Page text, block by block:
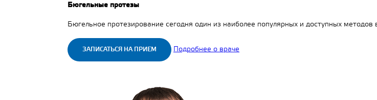
Бюгельные протезы
Бюгельное протезирование сегодня один из наиболее популярных и доступных методов
ЗАПИСАТЬСЯ НА ПРИЕМ Подробнее о враче